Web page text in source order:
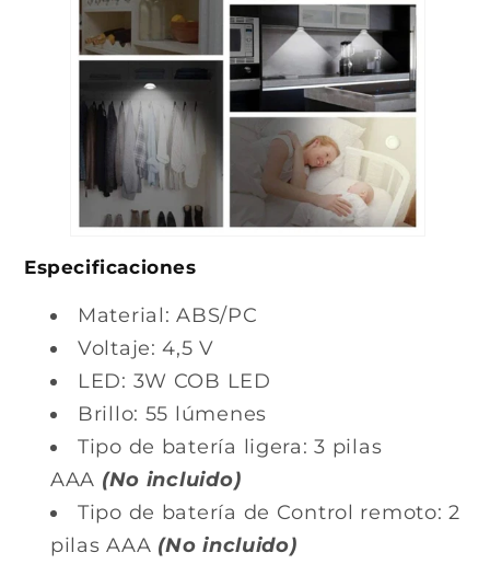
Especificaciones
Material: ABS/PC
Voltaje: 4,5 V
LED: 3W COB LED
Brillo: 55 lúmenes
Tipo de batería ligera: 3 pilas
AAA (No incluido)
Tipo de batería de Control remoto: 2
pilas AAA (No incluido)